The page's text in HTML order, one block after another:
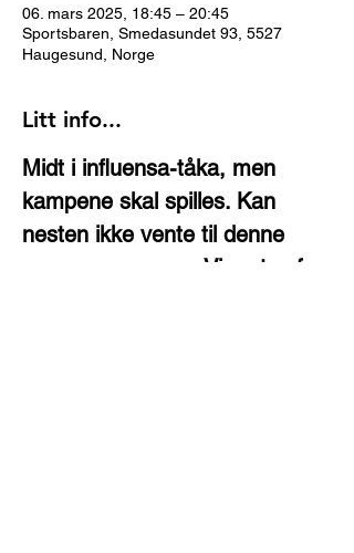
06. mars 2025, 18:45 – 20:45
Sportsbaren, Smedasundet 93, 5527
Haugesund, Norge
Litt info...
Midt i influensa-tåka, men
kampene skal spilles. Kan
nesten ikke vente til denne
sesongen er over. Vi møtes for